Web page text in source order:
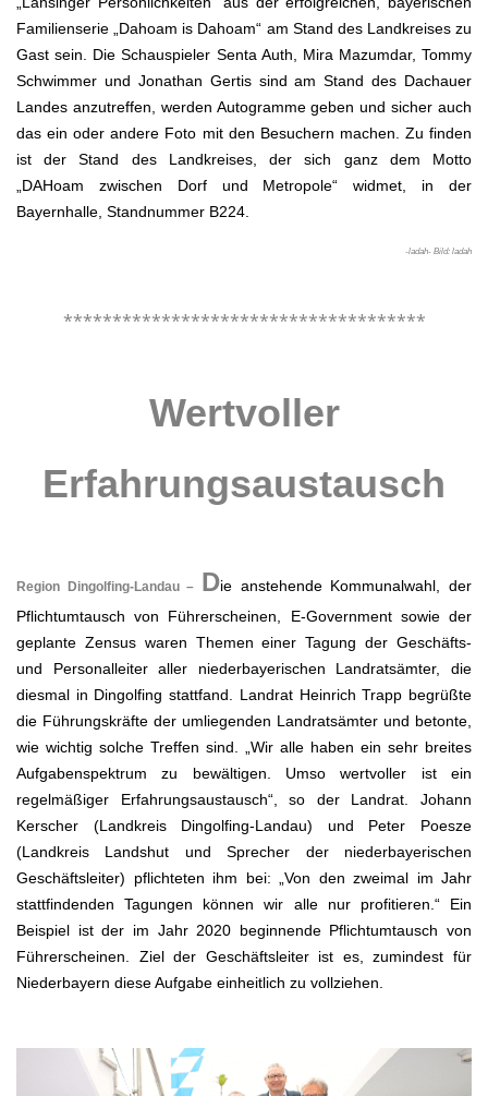
Familienserie „Dahoam is Dahoam“ am Stand des Landkreises zu
Gast sein. Die Schauspieler Senta Auth, Mira Mazumdar, Tommy
Schwimmer und Jonathan Gertis sind am Stand des Dachauer
Landes anzutreffen, werden Autogramme geben und sicher auch
das ein oder andere Foto mit den Besuchern machen. Zu finden
ist der Stand des Landkreises, der sich ganz dem Motto
„DAHoam zwischen Dorf und Metropole“ widmet, in der
Bayernhalle, Standnummer B224.
-ladah- Bild: ladah
*************************************
Wertvoller
Erfahrungsaustausch
Region Dingolfing-Landau – Die anstehende Kommunalwahl, der
Pflichtumtausch von Führerscheinen, E-Government sowie der
geplante Zensus waren Themen einer Tagung der Geschäfts-
und Personalleiter aller niederbayerischen Landratsämter, die
diesmal in Dingolfing stattfand. Landrat Heinrich Trapp begrüßte
die Führungskräfte der umliegenden Landratsämter und betonte,
wie wichtig solche Treffen sind. „Wir alle haben ein sehr breites
Aufgabenspektrum zu bewältigen. Umso wertvoller ist ein
regelmäßiger Erfahrungsaustausch“, so der Landrat. Johann
Kerscher (Landkreis Dingolfing-Landau) und Peter Poesze
(Landkreis Landshut und Sprecher der niederbayerischen
Geschäftsleiter) pflichteten ihm bei: „Von den zweimal im Jahr
stattfindenden Tagungen können wir alle nur profitieren.“ Ein
Beispiel ist der im Jahr 2020 beginnende Pflichtumtausch von
Führerscheinen. Ziel der Geschäftsleiter ist es, zumindest für
Niederbayern diese Aufgabe einheitlich zu vollziehen.